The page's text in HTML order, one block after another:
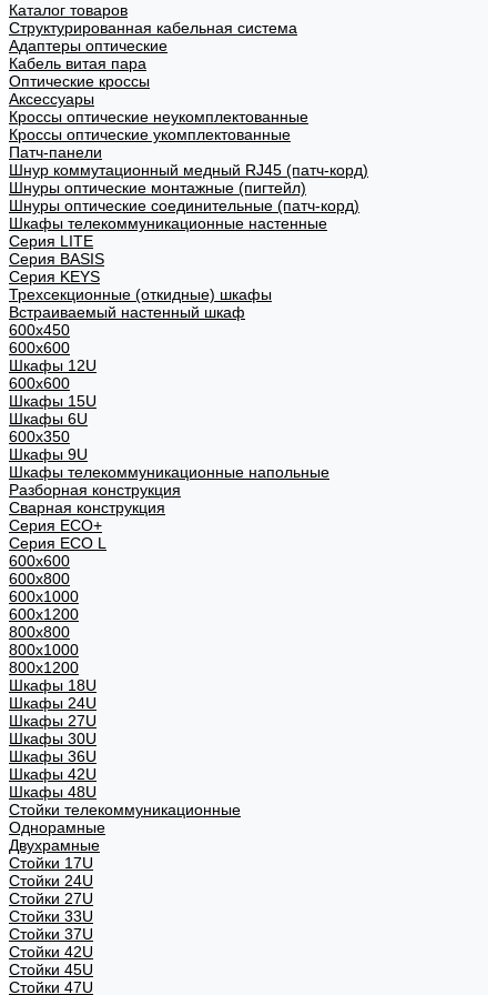
Каталог товаров
Структурированная кабельная система
Адаптеры оптические
Кабель витая пара
Оптические кроссы
Аксессуары
Кроссы оптические неукомплектованные
Кроссы оптические укомплектованные
Патч-панели
Шнур коммутационный медный RJ45 (патч-корд)
Шнуры оптические монтажные (пигтейл)
Шнуры оптические соединительные (патч-корд)
Шкафы телекоммуникационные настенные
Cерия LITE
Cерия BASIS
Cерия KEYS
Трехсекционные (откидные) шкафы
Встраиваемый настенный шкаф
600x450
600x600
Шкафы 12U
600x600
Шкафы 15U
Шкафы 6U
600x350
Шкафы 9U
Шкафы телекоммуникационные напольные
Разборная конструкция
Сварная конструкция
Серия ECO+
Серия ECO L
600x600
600x800
600х1000
600х1200
800x800
800х1000
800х1200
Шкафы 18U
Шкафы 24U
Шкафы 27U
Шкафы 30U
Шкафы 36U
Шкафы 42U
Шкафы 48U
Стойки телекоммуникационные
Однорамные
Двухрамные
Стойки 17U
Стойки 24U
Стойки 27U
Стойки 33U
Стойки 37U
Стойки 42U
Стойки 45U
Стойки 47U